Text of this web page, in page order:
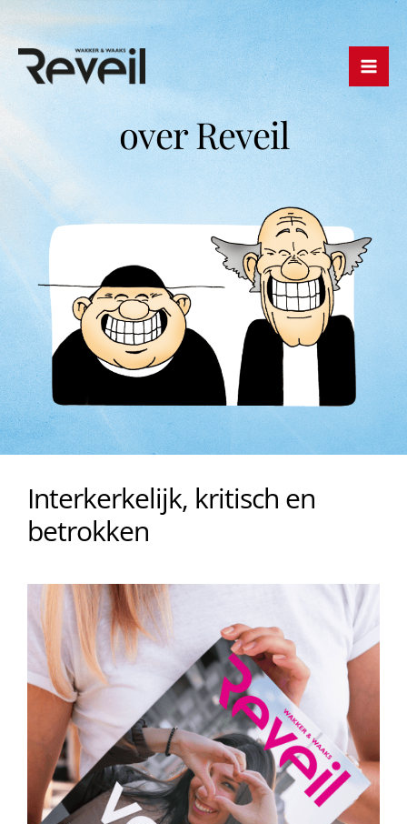
Ga
naar
de
inhoud
over Reveil
Interkerkelijk, kritisch en
betrokken